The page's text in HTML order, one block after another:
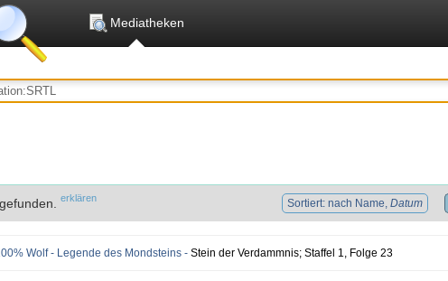
Mediatheken
erklären Sortiert: nach Name, Datum
Wolf - Legende des Mondsteins - Stein der Verdammnis; Staffel 1, Folge 23